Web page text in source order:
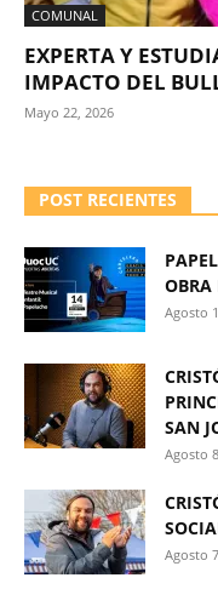
COMUNAL
EXPERTA Y
IMPACTO DEL
Mayo 22, 2026
POST RECIENTES
OBRA
Agosto
SAN
Agosto
Agosto